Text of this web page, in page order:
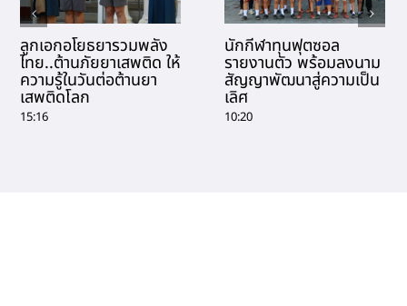
ลูกเอกอโยธยารวมพลัง
ไทย..ต้านภัยยาเสพติด ให้
ความรู้ในวันต่อต้านยา
เสพติดโลก
15:16
นักกีฬาทุนฟุตซอล
รายงานตัว พร้อมลงนาม
สัญญาพัฒนาสู่ความเป็น
เลิศ
10:20